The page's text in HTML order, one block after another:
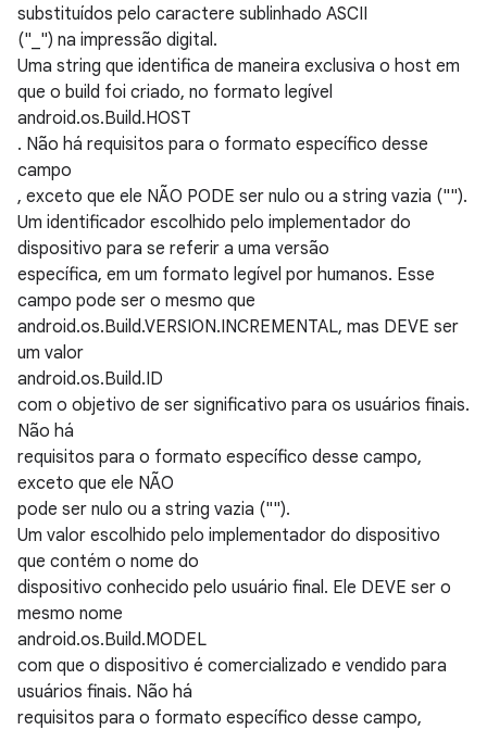
substituídos pelo caractere sublinhado ASCII
("_") na impressão digital.
Uma string que identifica de maneira exclusiva o host em
que o build foi criado, no formato legível
android.os.Build.HOST
. Não há requisitos para o formato específico desse
campo
, exceto que ele NÃO PODE ser nulo ou a string vazia ("").
Um identificador escolhido pelo implementador do
dispositivo para se referir a uma versão
específica, em um formato legível por humanos. Esse
campo pode ser o mesmo que
android.os.Build.VERSION.INCREMENTAL, mas DEVE ser
um valor
android.os.Build.ID
com o objetivo de ser significativo para os usuários finais.
Não há
requisitos para o formato específico desse campo,
exceto que ele NÃO
pode ser nulo ou a string vazia ("").
Um valor escolhido pelo implementador do dispositivo
que contém o nome do
dispositivo conhecido pelo usuário final. Ele DEVE ser o
mesmo nome
android.os.Build.MODEL
com que o dispositivo é comercializado e vendido para
usuários finais. Não há
requisitos para o formato específico desse campo,